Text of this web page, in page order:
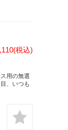
(税込)
用の無選
、いつも